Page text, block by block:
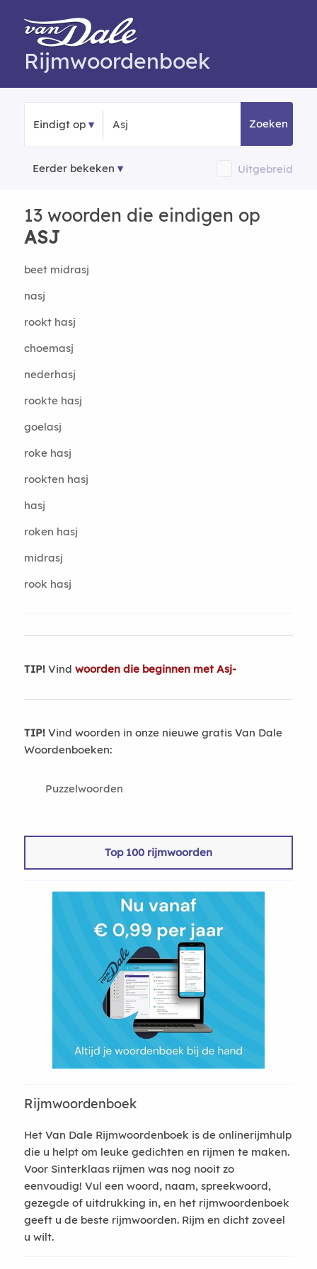
Rijmwoordenboek
Eindigt op Zoeken
Eerder bekeken Uitgebreid
13 woorden die eindigen op
ASJ
beet midrasj
nasj
rookt hasj
choemasj
nederhasj
rookte hasj
goelasj
roke hasj
rookten hasj
hasj
roken hasj
midrasj
rook hasj
TIP!Vind woorden die beginnen met Asj-
TIP!Vind woorden in onze nieuwe gratis Van Dale
Woordenboeken:
Puzzelwoorden
Top 100 rijmwoorden
Rijmwoordenboek
Het Van Dale Rijmwoordenboek is de onlinerijmhulp
die u helpt om leuke gedichten en rijmen te maken.
Voor Sinterklaas rijmen was nog nooit zo
eenvoudig! Vul een woord, naam, spreekwoord,
gezegde of uitdrukking in, en het rijmwoordenboek
geeft u de beste rijmwoorden. Rijm en dicht zoveel
u wilt.